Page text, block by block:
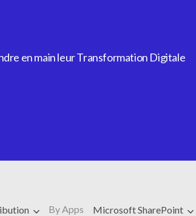
en main leur Transformation Digitale
By Apps Microsoft SharePoint